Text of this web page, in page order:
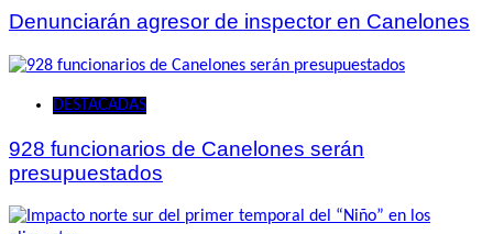
Denunciarán agresor de inspector en Canelones
DESTACADAS
928 funcionarios de Canelones serán
presupuestados